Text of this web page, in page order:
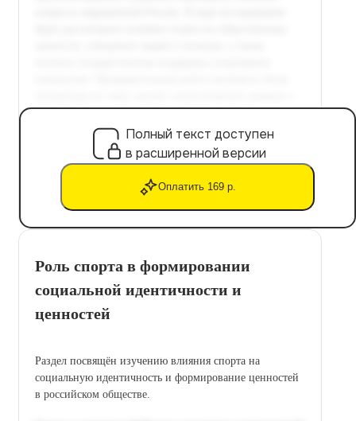
Полный текст доступен
в расширенной версии
Оплатить 169 р.
Роль спорта в формировании
социальной идентичности и
ценностей
Раздел посвящён изучению влияния спорта на
социальную идентичность и формирование ценностей
в российском обществе.